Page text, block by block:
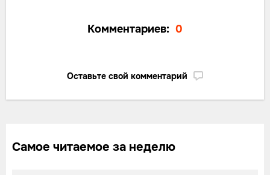
Комментариев: 0
Оставьте свой комментарий
Самое читаемое за неделю